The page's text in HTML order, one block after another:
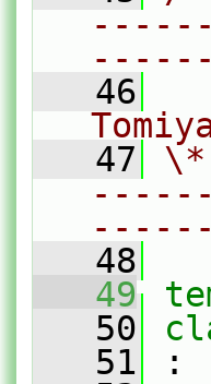
   46
   47
   48
   49
   50
   51
: